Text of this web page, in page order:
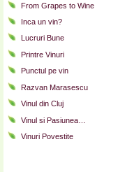
From Grapes to Wine
Inca un vin?
Lucruri Bune
Printre Vinuri
Punctul pe vin
Razvan Marasescu
Vinul din Cluj
Vinul si Pasiunea…
Vinuri Povestite